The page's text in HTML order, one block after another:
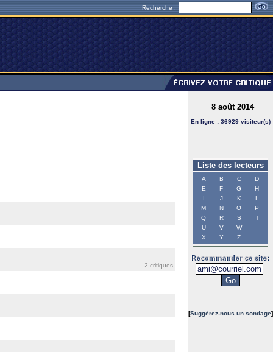
Recherche :
2 critiques
8 août 2014
En ligne : 36929 visiteur(s)
Liste des lecteurs
A B C
D
E
F G
H
I
J K
L
M
N O
P
Q
R S
T
U
V
W
X
Y Z
[Suggérez-nous un sondage]